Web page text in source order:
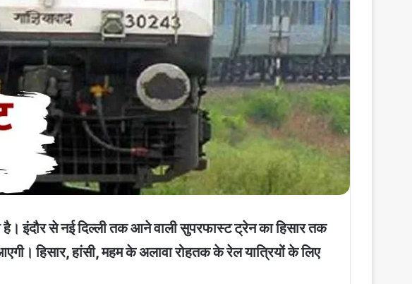
इंदौर से नई दिल्ली तक आने वाली सुपरफास्ट ट्रेन का हिसार तक
हिसार, हांसी, महम के अलावा रोहतक के रेल यात्रियों के लिए